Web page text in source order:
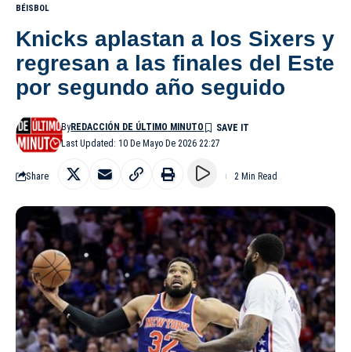
BÉISBOL
Knicks aplastan a los Sixers y
regresan a las finales del Este
por segundo año seguido
Last Updated: 10 De Mayo De 2026 22:27
ByREDACCIÓN DE ÚLTIMO MINUTO
Share 2 Min Read